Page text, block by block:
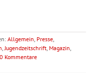
Allgemein, Presse,
,Jugendzeitschrift, Magazin,
0 Kommentare